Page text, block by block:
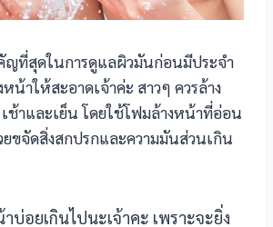
ที่สุดในการดูแลผิวมันก่อนมีประจำ
น้าให้สะอาดเจ้าค่ะ สาวๆ ควรล้าง
ช้าและเย็น โดยใช้โฟมล้างหน้าที่อ่อน
ขจัดสิ่งสกปรกและความมันส่วนเกิน
บ่อยเกินไปนะเจ้าคะ เพราะจะยิ่ง